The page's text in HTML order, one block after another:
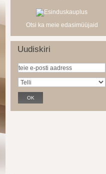
Otsi ka meie edasimüüjaid
Uudiskiri